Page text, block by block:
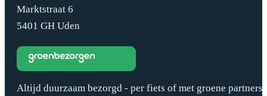
Marktstraat 6
5401 GH Uden
Altijd duurzaam bezorgd - per fiets of met groene partners